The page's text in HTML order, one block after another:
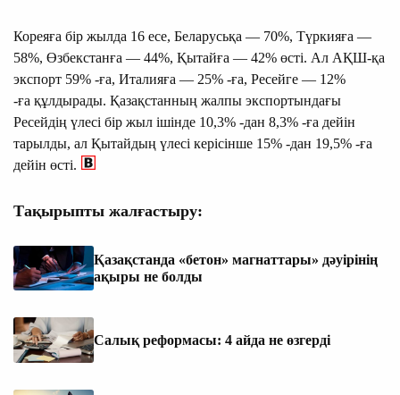
Кореяға бір жылда 16 есе, Беларусьқа — 70%, Түркияға —
58%, Өзбекстанға — 44%, Қытайға — 42% өсті. Ал АҚШ-қа
экспорт 59% -ға, Италияға — 25% -ға, Ресейге — 12%
-ға құлдырады. Қазақстанның жалпы экспортындағы
Ресейдің үлесі бір жыл ішінде 10,3% -дан 8,3% -ға дейін
тарылды, ал Қытайдың үлесі керісінше 15% -дан 19,5% -ға
дейін өсті.
Тақырыпты жалғастыру:
Қазақстанда «бетон» магнаттары» дәуірінің
ақыры не болды
Салық реформасы: 4 айда не өзгерді